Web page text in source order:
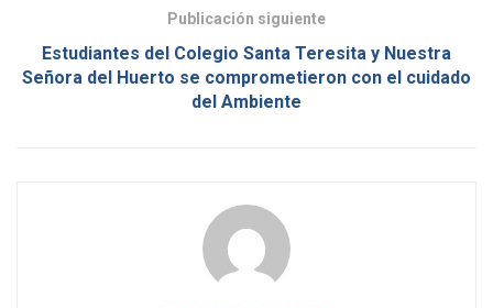
Publicación siguiente
Estudiantes del Colegio Santa Teresita y Nuestra
Señora del Huerto se comprometieron con el cuidado
del Ambiente